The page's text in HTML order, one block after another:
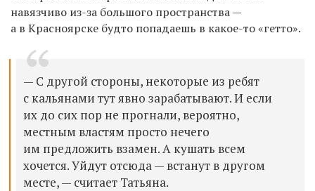
навязчиво из-за большого пространства —
а в Красноярске будто попадаешь в какое-то «гетто».
— С другой стороны, некоторые из ребят
с кальянами тут явно зарабатывают. И если
их до сих пор не прогнали, вероятно,
местным властям просто нечего
им предложить взамен. А кушать всем
хочется. Уйдут отсюда — встанут в другом
месте, — считает Татьяна.